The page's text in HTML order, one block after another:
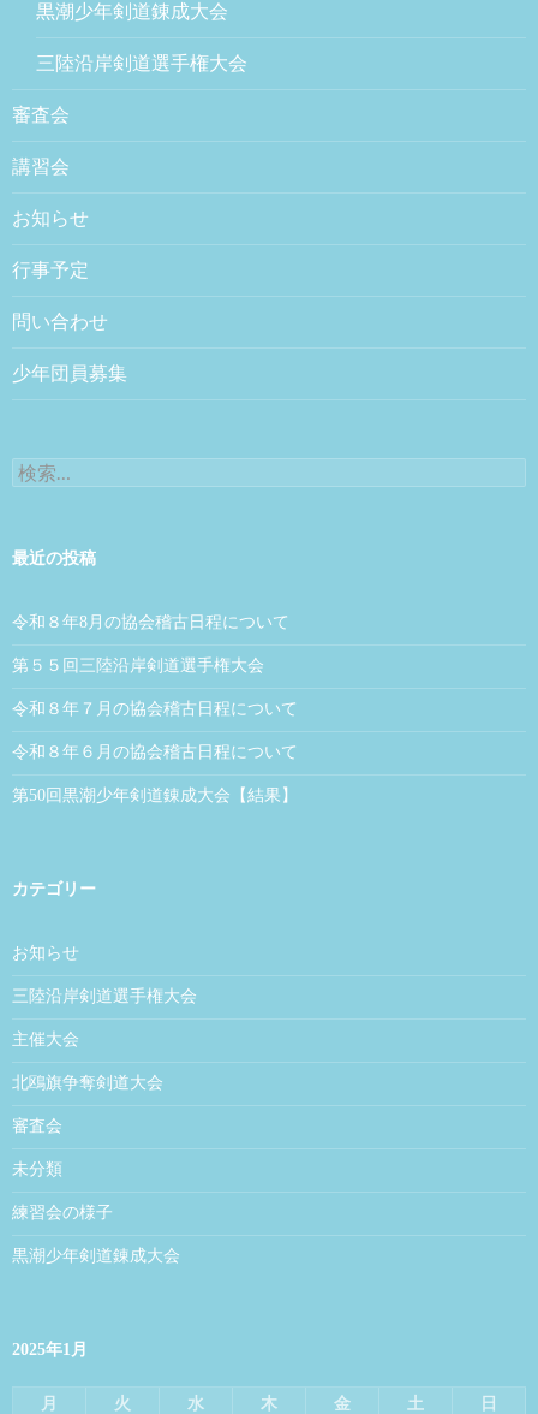
黒潮少年剣道錬成大会
三陸沿岸剣道選手権大会
審査会
講習会
お知らせ
行事予定
問い合わせ
少年団員募集
検索:
最近の投稿
令和８年8月の協会稽古日程について
第５５回三陸沿岸剣道選手権大会
令和８年７月の協会稽古日程について
令和８年６月の協会稽古日程について
第50回黒潮少年剣道錬成大会【結果】
カテゴリー
お知らせ
三陸沿岸剣道選手権大会
主催大会
北鴎旗争奪剣道大会
審査会
未分類
練習会の様子
黒潮少年剣道錬成大会
2025年1月
月 火 水 木 金 土 日